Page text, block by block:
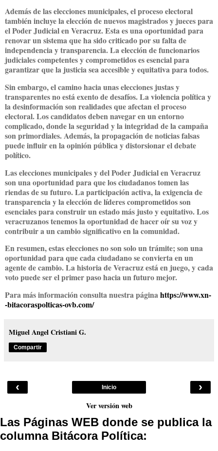
Además de las elecciones municipales, el proceso electoral
también incluye la elección de nuevos magistrados y jueces para
el Poder Judicial en Veracruz. Esta es una oportunidad para
renovar un sistema que ha sido criticado por su falta de
independencia y transparencia. La elección de funcionarios
judiciales competentes y comprometidos es esencial para
garantizar que la justicia sea accesible y equitativa para todos.
Sin embargo, el camino hacia unas elecciones justas y
transparentes no está exento de desafíos. La violencia política y
la desinformación son realidades que afectan el proceso
electoral. Los candidatos deben navegar en un entorno
complicado, donde la seguridad y la integridad de la campaña
son primordiales. Además, la propagación de noticias falsas
puede influir en la opinión pública y distorsionar el debate
político.
Las elecciones municipales y del Poder Judicial en Veracruz
son una oportunidad para que los ciudadanos tomen las
riendas de su futuro. La participación activa, la exigencia de
transparencia y la elección de líderes comprometidos son
esenciales para construir un estado más justo y equitativo. Los
veracruzanos tenemos la oportunidad de hacer oír su voz y
contribuir a un cambio significativo en la comunidad.
En resumen, estas elecciones no son solo un trámite; son una
oportunidad para que cada ciudadano se convierta en un
agente de cambio. La historia de Veracruz está en juego, y cada
voto puede ser el primer paso hacia un futuro mejor.
Para más información consulta nuestra páginahttps://www.xn-
-bitacoraspolticas-ovb.com/
Miguel Angel Cristiani G.
Compartir
‹ ›
Inicio
Ver versión web
Las Páginas WEB donde se publica la
columna Bitácora Política: